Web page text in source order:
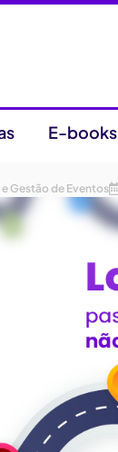
E-books
Gestão de Eventos